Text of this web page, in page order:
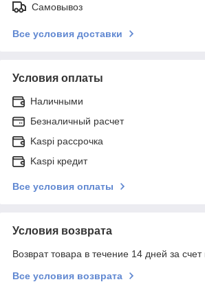
Самовывоз
Все условия доставки
Условия оплаты
Наличными
Безналичный расчет
Kaspi рассрочка
Kaspi кредит
Все условия оплаты
Условия возврата
Возврат товара в течение 14 дней за счет
Все условия возврата